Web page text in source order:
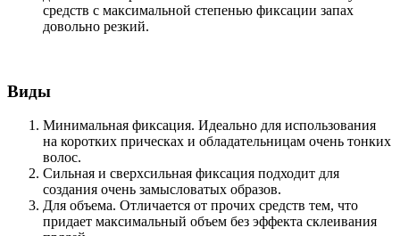
средств с максимальной степенью фиксации запах
довольно резкий.
Виды
Минимальная фиксация. Идеально для использования
на коротких прическах и обладательницам очень тонких
волос.
Сильная и сверхсильная фиксация подходит для
создания очень замысловатых образов.
Для объема. Отличается от прочих средств тем, что
придает максимальный объем без эффекта склеивания